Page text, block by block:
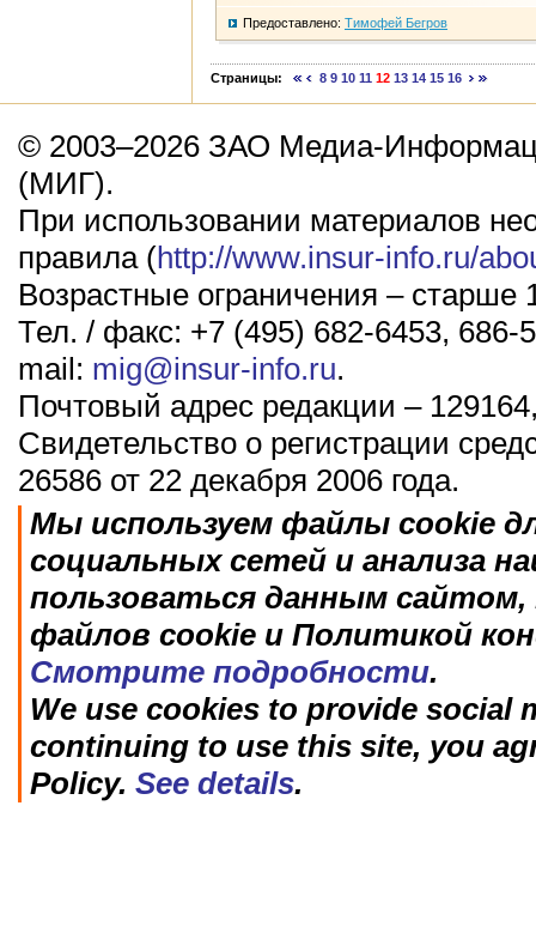
Предоставлено: Тимофей Бегров
Страницы: 8 9 10 11 12 13 14 15 16
© 2003–2026 ЗАО Медиа-
(МИГ).
При использовании материалов
правила (http://www.insur-info.ru/
Возрастные ограничения – старше
Тел. / факс: +7 (495) 682-6453, 686-
mail: mig@insur-info.ru.
Почтовый адрес редакции –
Свидетельство о регистрации
26586 от 22 декабря 2006 года.
Мы используем файлы cookie
социальных сетей и анализа
пользоваться данным
файлов cookie и Политикой
Смотрите подробности.
We use cookies to provide social
continuing to use this site, you
Policy. See details.